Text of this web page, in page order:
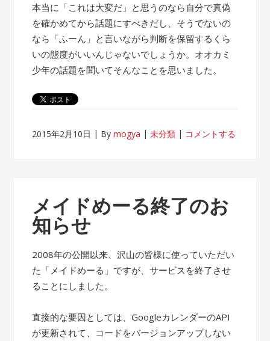
本当に「これは大変だ」と思うのなら自分で真偽
を確かめてから話題にすべきだし、そうでないの
なら「ふーん」と言いながら判断を保留するくら
いの態度がいいんじゃないでしょうか。オオカミ
少年の話題を聞いてそんなことを思いました。
2015年2月10日 Bymogya 未分類 コメントする
メイドめーる終了のお
知らせ
2008年の公開以来、沢山の皆様に使っていただい
た「メイドめーる」ですが、サービスを終了させ
ることにしました。
直接的な要因としては、GoogleカレンダーのAPI
が更新されて、コードをバージョンアップしない